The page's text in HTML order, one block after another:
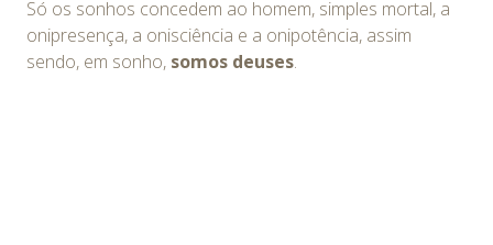
Só os sonhos concedem ao homem, simples mortal, a
onipresença, a onisciência e a onipotência, assim
sendo, em sonho, somos deuses.